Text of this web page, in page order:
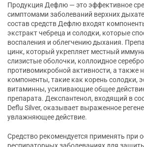
Продукция Дефлю — это эффективное
симптомами заболеваний верхних
состав средств Дефлю входят
экстракт чебреца и солодки, которые
воспаления и облегчению дыхания.
цинк, который укрепляет местный
слизистые оболочки, коллоидное
противомикробной активности, а также
компоненты, такие как корень солодки,
витаминны, усиливающие общее
препарата. Декспантенол, входящий в
Deflu Silver, оказывает выраженное
увлажняющее действие.
Средство рекомендуется применять при